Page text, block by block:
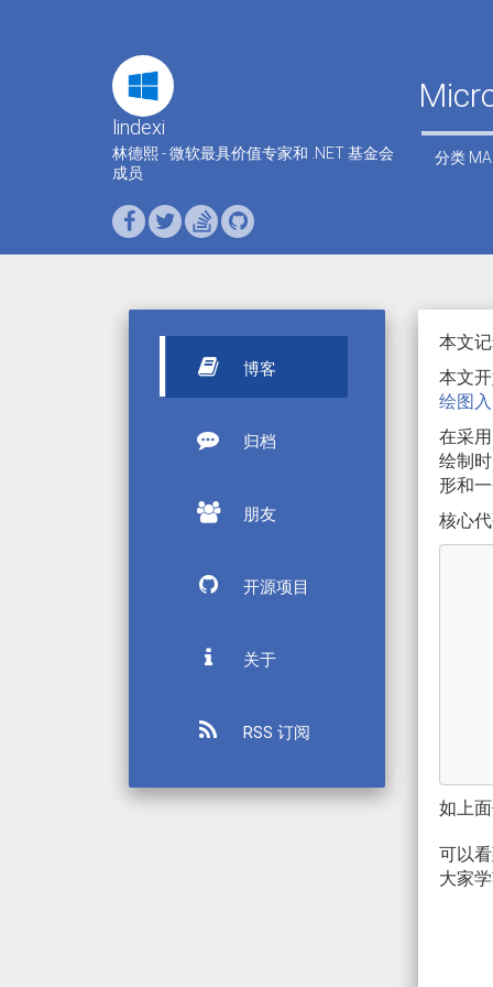
lindexi
林德熙 - 微软最具价值专家和 .NET 基金会
成员
分类
博客
归档
朋友
开源项目
关于
RSS 订阅
本文
本文
绘图
在采
绘制
形和
核心
如上
可以
大家